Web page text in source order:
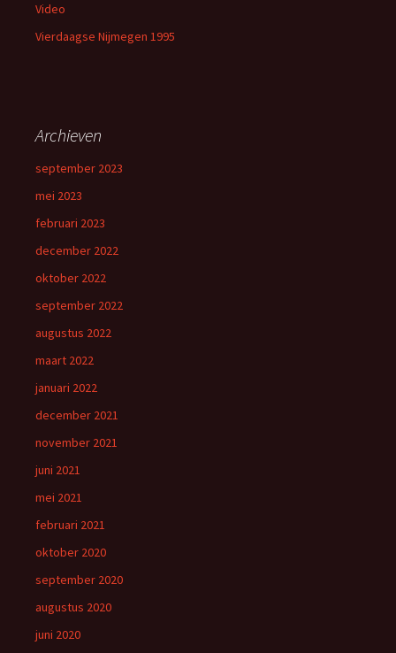
Video
Vierdaagse Nijmegen 1995
Archieven
september 2023
mei 2023
februari 2023
december 2022
oktober 2022
september 2022
augustus 2022
maart 2022
januari 2022
december 2021
november 2021
juni 2021
mei 2021
februari 2021
oktober 2020
september 2020
augustus 2020
juni 2020